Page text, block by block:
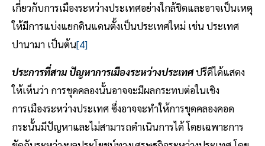
เกี่ยวกับการเมืองระหว่างประเทศอย่างใกล้ชิดและอาจเป็นเหตุ
ให้มีการแบ่งแยกดินแดนตั้งเป็นประเทศใหม่ เช่น ประเทศ
ปานามา เป็นต้น[4]
ประการที่สาม ปัญหาการเมืองระหว่างประเทศปรีดีได้แสดง
ให้เห็นว่า การขุดคลองนั้นอาจจะมีผลกระทบต่อในเชิง
การเมืองระหว่างประเทศ ซึ่งอาจจะทำให้การขุดคลองคอด
กระนั้นมีปัญหาและไม่สามารถดำเนินการได้ โดยเฉพาะการ